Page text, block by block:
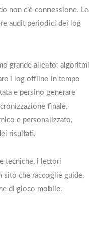
non c’è connessione. Le
audit periodici dei log
grande alleato: algoritmi
i log offline in tempo
e persino generare
finale.
e personalizzato,
risultati.
tecniche, i lettori
sito che raccoglie guide,
di gioco mobile.